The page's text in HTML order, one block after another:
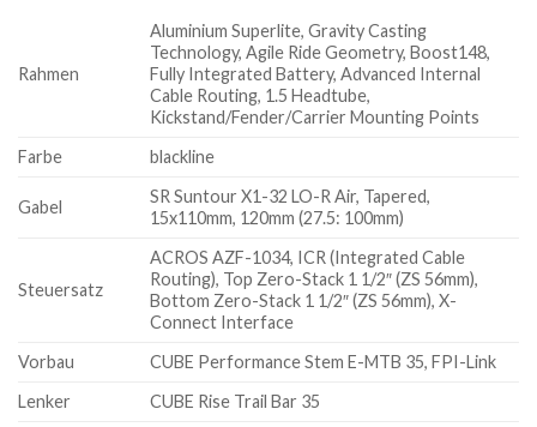
Rahmen
Aluminium Superlite, Gravity Casting
Technology, Agile Ride Geometry, Boost148,
Fully Integrated Battery, Advanced Internal
Cable Routing, 1.5 Headtube,
Kickstand/Fender/Carrier Mounting Points
Farbe
blackline
Gabel
SR Suntour X1-32 LO-R Air, Tapered,
15x110mm, 120mm (27.5: 100mm)
Steuersatz
ACROS AZF-1034, ICR (Integrated Cable
Routing), Top Zero-Stack 1 1/2″ (ZS 56mm),
Bottom Zero-Stack 1 1/2″ (ZS 56mm), X-
Connect Interface
Vorbau
CUBE Performance Stem E-MTB 35, FPI-Link
Lenker
CUBE Rise Trail Bar 35